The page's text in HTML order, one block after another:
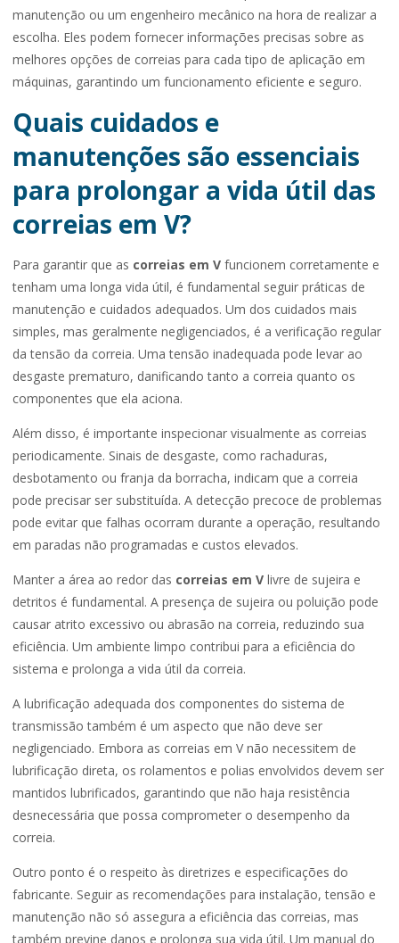
manutenção ou um engenheiro mecânico na hora de realizar a
escolha. Eles podem fornecer informações precisas sobre as
melhores opções de correias para cada tipo de aplicação em
máquinas, garantindo um funcionamento eficiente e seguro.
Quais cuidados e
manutenções são essenciais
para prolongar a vida útil das
correias em V?
Para garantir que as correias em V funcionem corretamente e
tenham uma longa vida útil, é fundamental seguir práticas de
manutenção e cuidados adequados. Um dos cuidados mais
simples, mas geralmente negligenciados, é a verificação regular
da tensão da correia. Uma tensão inadequada pode levar ao
desgaste prematuro, danificando tanto a correia quanto os
componentes que ela aciona.
Além disso, é importante inspecionar visualmente as correias
periodicamente. Sinais de desgaste, como rachaduras,
desbotamento ou franja da borracha, indicam que a correia
pode precisar ser substituída. A detecção precoce de problemas
pode evitar que falhas ocorram durante a operação, resultando
em paradas não programadas e custos elevados.
Manter a área ao redor das correias em V livre de sujeira e
detritos é fundamental. A presença de sujeira ou poluição pode
causar atrito excessivo ou abrasão na correia, reduzindo sua
eficiência. Um ambiente limpo contribui para a eficiência do
sistema e prolonga a vida útil da correia.
A lubrificação adequada dos componentes do sistema de
transmissão também é um aspecto que não deve ser
negligenciado. Embora as correias em V não necessitem de
lubrificação direta, os rolamentos e polias envolvidos devem ser
mantidos lubrificados, garantindo que não haja resistência
desnecessária que possa comprometer o desempenho da
correia.
Outro ponto é o respeito às diretrizes e especificações do
fabricante. Seguir as recomendações para instalação, tensão e
manutenção não só assegura a eficiência das correias, mas
também previne danos e prolonga sua vida útil. Um manual do